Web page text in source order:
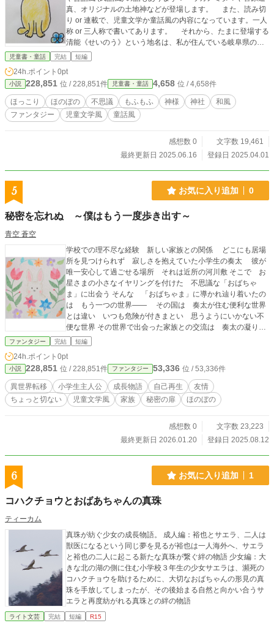
真、オリジナルの土地神などが登場します。 また、読み切
り or 連載で、児童文学か童話風の内容になっています。一人
称 or 三人称で書いてあります。 それから、たまに登場する
清能《せいのう》という地名は、私が住んでいる岐阜県の西
濃《せいのう》地域からお借りしました。 もし良かった
きの自作 (最初のお話関係) です。
児童書・童話 完結 短編
24h.ポイント 0pt
小説 228,851 位 / 228,851件 児童書・童話 4,658 位 / 4,658件
ほっこり ほのぼの 不思議 もふもふ 神様 神社
和風
ファンタジー
児童文学風 童話風
感想数 0
文字数 19,461
最終更新日 2025.06.16
登録日 2025.04.01
5 お気に入り追加 0
秘密を忘れぬ ～僕はもう一度歩き出す～
青空 蒼空
学校での理不尽な経験 新しい家族との関係 どこにも居場
所を見つけられず 寂しさを抱えていた小学生の奏太 彼が
唯一安心して過ごせる場所 それは近所の河川敷 そこで お
星さまの小さなイヤリングを付けた 不思議な「おばちゃ
ま」に出会う そんな 「おばちゃま」に導かれ辿り着いたの
は もう一つの世界―― その国は 奏太が住む便利な世界
とは違い いつも危険が付きまとい 思うようにいかない不
便な世界 その世界で出会った家族との交流は 奏太の凝り固
まった考え方を 解きほぐすきっかけになっていく 小さな勇
いていく そんな異世界での体験は 奏太の人生をどう変える
のか？ そして 再び巡り会う「おばちゃま」と彼の驚くべき
真実とは……？
ファンタジー 完結 短編
24h.ポイント 0pt
小説 228,851 位 / 228,851件 ファンタジー 53,336 位 / 53,336件
異世界転移 小学生主人公 成長物語 自己再生
友情
ちょっと切ない
児童文学風 家族 秘密の扉 ほのぼの
感想数 0
文字数 23,223
最終更新日 2026.01.20
登録日 2025.08.12
6 お気に入り追加 1
コハクチョウとおばあちゃんの真珠
ティーカム
真珠が紡ぐ少女の成長物語。 成人編：裕也とサエラ、二人は
獣医になるという同じ夢を見るが裕也は一人海外へ、サエラ
と裕也の二人に起こる新たな真珠が繋ぐ絆の物語 少女編：大
きな北の湖の側に住む小学校３年生の少女サエラは、瀕死の
コハクチョウを助けるために、大切なおばちゃんの形見の真
珠を手放してしまったが、その後始まる自然と向かい合うサ
エラと再度紡がれる真珠との絆の物語
ライト文芸 完結 短編 R15